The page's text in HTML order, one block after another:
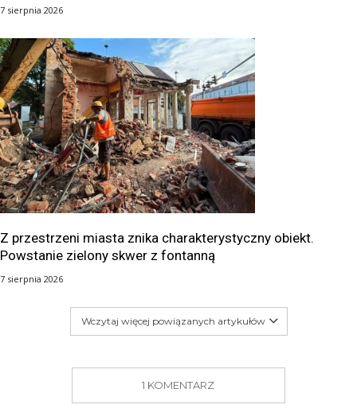
7 sierpnia 2026
Z przestrzeni miasta znika charakterystyczny obiekt.
Powstanie zielony skwer z fontanną
7 sierpnia 2026
Wczytaj więcej powiązanych artykułów
1 KOMENTARZ